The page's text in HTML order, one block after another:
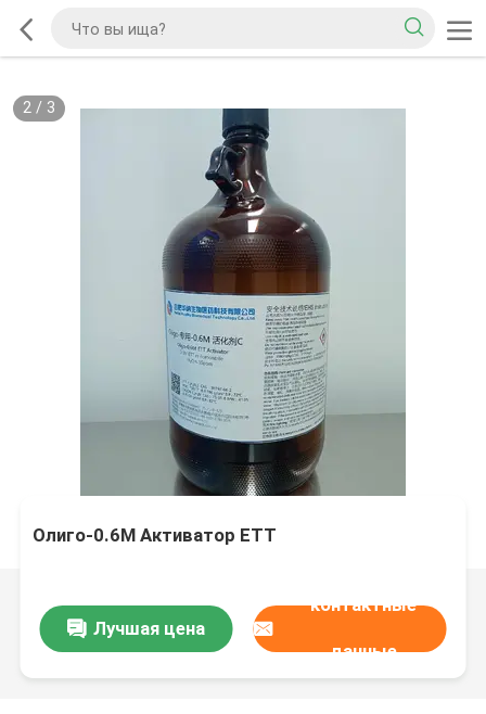
2/ 3
Олиго-0.6M Активатор ETT
Лучшая цена
контактные
данные